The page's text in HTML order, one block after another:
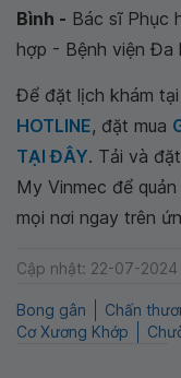
Bình - Bác sĩ Phục
hợp - Bệnh viện Đa
Để đặt lịch khám
HOTLINE, đặt mua
TẠI ĐÂY. Tải và
My Vinmec để
mọi nơi ngay trên
Cập nhật: 22-07-2024
Bong gân Chấn
Cơ Xương Khớp